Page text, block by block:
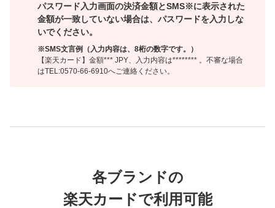
パスワード入力画面の決済金額とSMS※に表示された
金額が一致していない場合は、パスワードを入力しな
いでください。
※SMS文言例（入力内容は、8桁の数字です。）
【楽天カード】金額*** JPY、入力内容は******** 。不審な場合
はTEL:0570-66-6910へご連絡ください。
各ブランドの
楽天カードで利用可能